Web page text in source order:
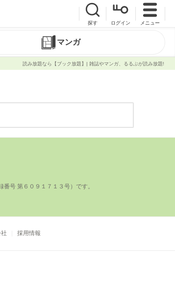
探す ログイン メニュー
マンガ
読み放題なら【ブック放題】| 雑誌やマンガ、るるぶが読み放題!
号 第６０９１７１３号）です。
採用情報